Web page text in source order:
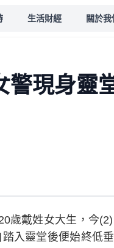
生活財經 關於我
警現身
歲戴姓女大生，今
入靈堂後便始終低